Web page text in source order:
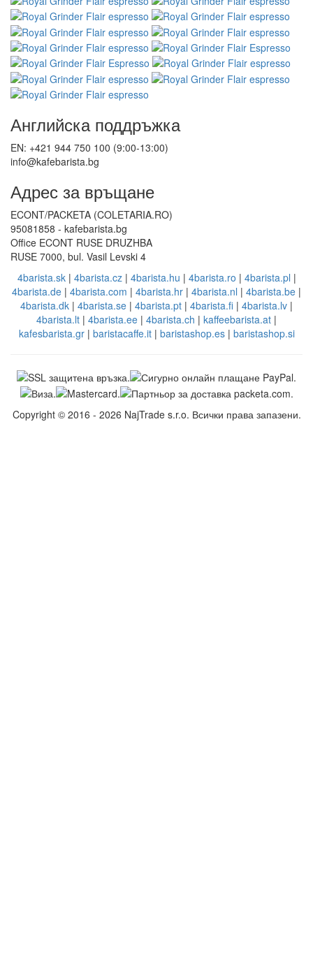
Английска поддръжка
EN: +421 944 750 100 (9:00-13:00)
info@kafebarista.bg
Адрес за връщане
ECONT/PACKETA (COLETARIA.RO)
95081858 - kafebarista.bg
Office ECONT RUSE DRUZHBA
RUSE 7000, bul. Vasil Levski 4
4barista.sk| 4barista.cz| 4barista.hu | 4barista.ro | 4barista.pl |
4barista.de | 4barista.com | 4barista.hr | 4barista.nl | 4barista.be |
4barista.dk | 4barista.se | 4barista.pt | 4barista.fi | 4barista.lv |
4barista.lt | 4barista.ee | 4barista.ch | kaffeebarista.at |
kafesbarista.gr| baristacaffe.it| baristashop.es| baristashop.si
Copyright © 2016 - 2026 NajTrade s.r.o. Всички права запазени.